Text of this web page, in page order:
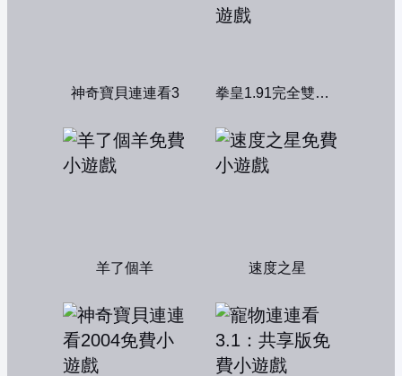
神奇寶貝連連看3 拳皇1.91完全雙人版
羊了個羊 速度之星